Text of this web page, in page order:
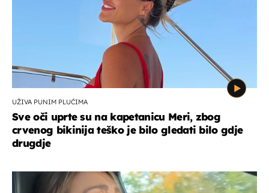
UŽIVA PUNIM PLUĆIMA
Sve oči uprte su na kapetanicu Meri, zbog
crvenog bikinija teško je bilo gledati bilo gdje
drugdje